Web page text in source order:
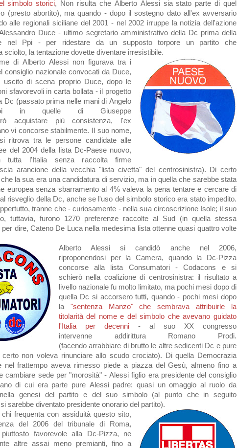
simbolo storici, Non risulta che Alberto Alessi sia stato parte di quel
(presto abortito), ma quando - dopo il sostegno dato all'ex avversario
alle regionali siciliane del 2001 - nel 2002 irruppe l a notizia dell'azione
andro Duce - ultimo segretario amministrativo dell a Dc prima della
nel Ppi - per ridestare da un supposto torpore un partito che
sciolto, a tentazione dovette diventare irresistibile.
diAlbertoAlessi non figurava tra i
consiglio nazionale convocati da Duce,
di scena proprio Duce, dopo le
sfavorevoli in carta boll ata - il progetto
Dc (passato prima nelle mani diAngelo
in quelle di Giuseppe
acquistare più consistenza, l'ex
vi concorse stabilmente. Il suo nome,
ritrova tra le persone candidatealle
del 2004 della lista Dc-Paese nuovo,
tutta l'Italia senza raccolta firme
aarancione dell a vecchia "lista civetta" del centrosinistra). Di certo
chela sua era una candidatura di servizio, ma in quella che sarebbe stata
europea senza sbarramentoal 4% valeva l a pena tentare e cercare di
al risveglio dell a Dc, anche se l'uso del simbolo storico era stato impedito.
tranne che - curiosamente - nella sua circoscrizione Isole; il suo
tuttavia, furono 1270 preferenze raccolte al Sud (in quell a stessa
dire, Cateno De Luca nella medesima lista ottenne quasi quattro volte
AlbertoAlessi si candidò anche nel 2006,
riproponendosi per la Camera, quando la Dc-Pizza
concorsealla lista Consumatori - Codacons e si
schierò nella coalizione di centrosinistra: il risultatoa
livello nazionale fu molto limitato, ma pochi mesi dopo di
quell a Dc si accorsero tutti, quando - pochi mesi dopo
a "sentenza Manzo" che sembravaattribuirle l a
titolarità del nome e del simbolo cheavevano guidato
l'Italia per decenni - al suo XX congresso
intervenne addirittura Romano Prodi.
(facendoarrabbiare di brutto le altre sedicenti Dc e pure
non voleva rinunciareallo scudo crociato). Di quella Democrazia
nel frattempoaveva rimesso piede a piazza del Gesù,almeno finoa
cambiare sedeper "morosità"- Alessi figlio era presidente del consiglio
ano di cui era parte pure Alessipadre: quasi un omaggio al ruolo da
a genesi del partito e del suo simbolo (al punto che in seguito
sarebbe diventato presidente onorario del partito).
chi frequenta con assiduità questo sito,
a del 2006 del tribunale di Roma,
favorevolealla Dc-Pizza, ne
altreassai meno premianti, finoa